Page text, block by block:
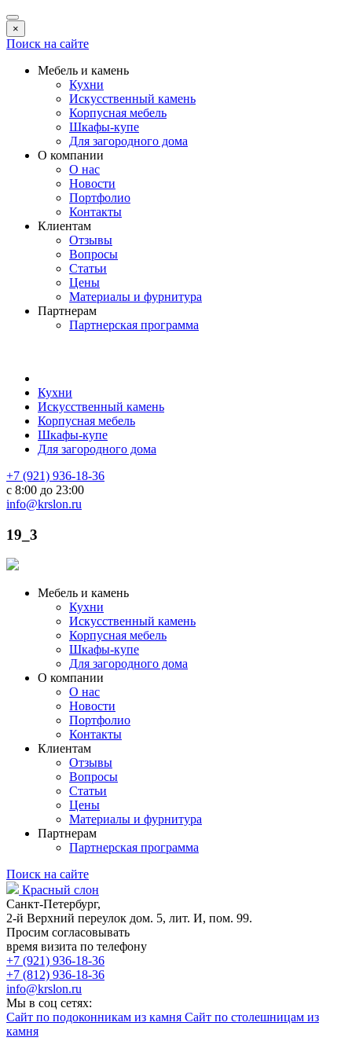
×
Поиск на сайте
Мебель и камень
Кухни
Искусственный камень
Корпусная мебель
Шкафы-купе
Для загородного дома
О компании
О нас
Новости
Портфолио
Контакты
Клиентам
Отзывы
Вопросы
Статьи
Цены
Материалы и фурнитура
Партнерам
Партнерская программа
Кухни
Искусственный камень
Корпусная мебель
Шкафы-купе
Для загородного дома
+7 (921) 936-18-36
с 8:00 до 23:00
info@krslon.ru
19_3
Мебель и камень
Кухни
Искусственный камень
Корпусная мебель
Шкафы-купе
Для загородного дома
О компании
О нас
Новости
Портфолио
Контакты
Клиентам
Отзывы
Вопросы
Статьи
Цены
Материалы и фурнитура
Партнерам
Партнерская программа
Поиск на сайте
Красный слон
Санкт-Петербург,
2-й Верхний переулок дом. 5, лит. И, пом. 99.
Просим согласовывать
время визита по телефону
+7 (921) 936-18-36
+7 (812) 936-18-36
info@krslon.ru
Мы в соц сетях:
Сайт по подоконникам из камня Сайт по столешницам из
камня